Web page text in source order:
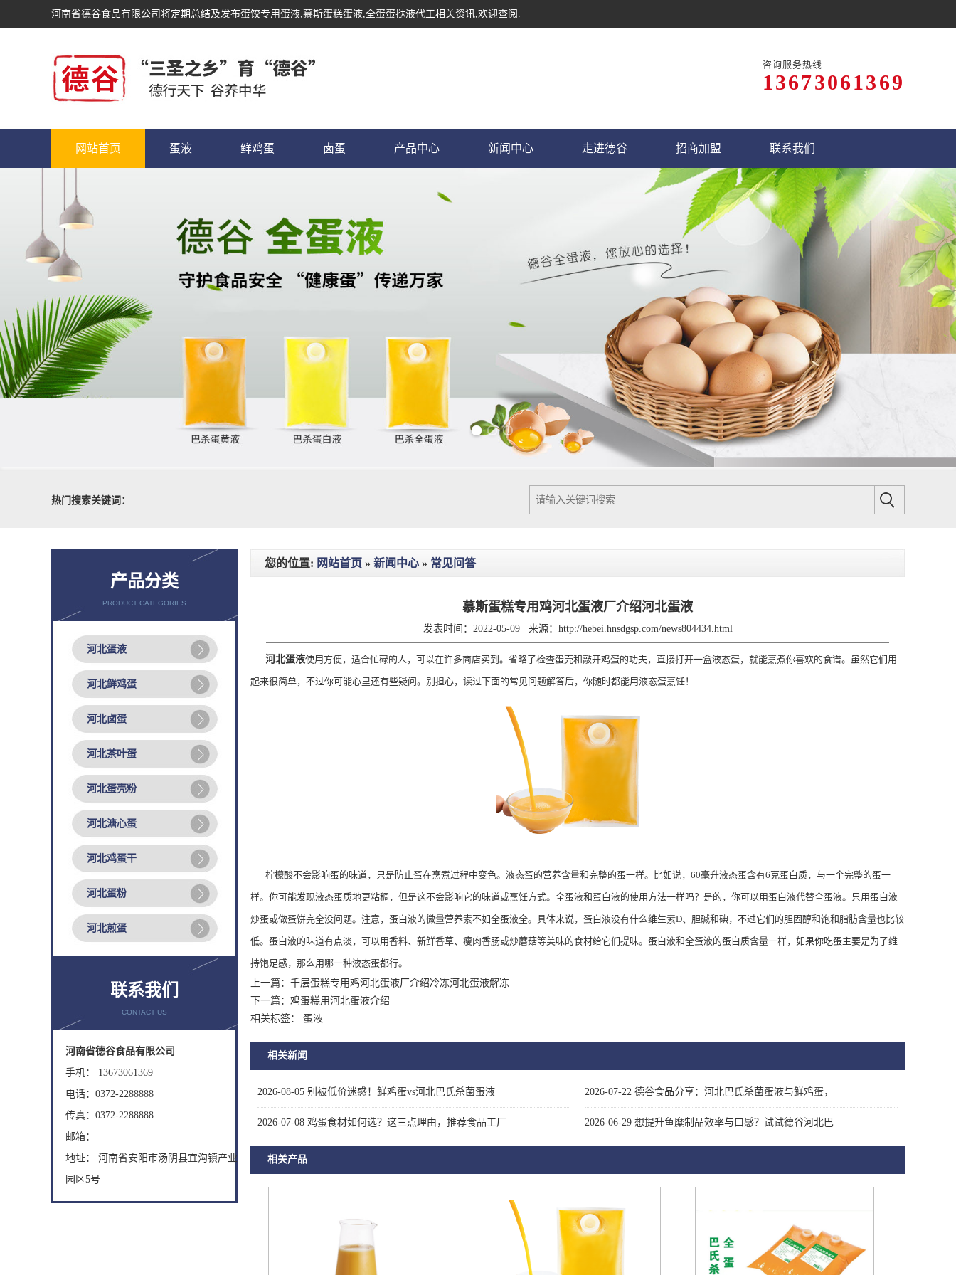
河南省德谷食品有限公司将定期总结及发布蛋饺专用蛋液,慕斯蛋糕蛋液,全蛋蛋挞液代工相关资讯,欢迎查阅.
咨询服务热线
13673061369
网站首页 蛋液 鲜鸡蛋 卤蛋 产品中心 新闻中心 走进德谷 招商加盟 联系我们
热门搜索关键词：
产品分类
PRODUCT CATEGORIES
河北蛋液
河北鲜鸡蛋
河北卤蛋
河北茶叶蛋
河北蛋壳粉
河北溏心蛋
河北鸡蛋干
河北蛋粉
河北煎蛋
联系我们
CONTACT US
河南省德谷食品有限公司
手机： 13673061369
电话：0372-2288888
传真：0372-2288888
邮箱：
地址： 河南省安阳市汤阴县宜沟镇产业
园区5号
您的位置: 网站首页 » 新闻中心 » 常见问答
慕斯蛋糕专用鸡河北蛋液厂介绍河北蛋液
发表时间：2022-05-09 来源： http://hebei.hnsdgsp.com/news804434.html
河北蛋液使用方便，适合忙碌的人，可以在许多商店买到。省略了检查蛋壳和敲开鸡蛋的功夫，直接打开一盒液态蛋，就能烹煮你喜欢的食谱。虽然它们用
起来很简单，不过你可能心里还有些疑问。别担心，读过下面的常见问题解答后，你随时都能用液态蛋烹饪！
柠檬酸不会影响蛋的味道，只是防止蛋在烹煮过程中变色。液态蛋的营养含量和完整的蛋一样。比如说，60毫升液态蛋含有6克蛋白质，与一个完整的蛋一
样。你可能发现液态蛋质地更粘稠，但是这不会影响它的味道或烹饪方式。全蛋液和蛋白液的使用方法一样吗？是的，你可以用蛋白液代替全蛋液。只用蛋白液
炒蛋或做蛋饼完全没问题。注意，蛋白液的微量营养素不如全蛋液全。具体来说，蛋白液没有什么维生素D、胆碱和碘，不过它们的胆固醇和饱和脂肪含量也比较
低。蛋白液的味道有点淡，可以用香料、新鲜香草、瘦肉香肠或炒蘑菇等美味的食材给它们提味。蛋白液和全蛋液的蛋白质含量一样，如果你吃蛋主要是为了维
持饱足感，那么用哪一种液态蛋都行。
上一篇： 千层蛋糕专用鸡河北蛋液厂介绍冷冻河北蛋液解冻
下一篇： 鸡蛋糕用河北蛋液介绍
相关标签： 蛋液
相关新闻
2026-08-05 别被低价迷惑！鲜鸡蛋vs河北巴氏杀菌蛋液 2026-07-22 德谷食品分享：河北巴氏杀菌蛋液与鲜鸡蛋，
2026-07-08 鸡蛋食材如何选？这三点理由，推荐食品工厂 2026-06-29 想提升鱼糜制品效率与口感？试试德谷河北巴
相关产品